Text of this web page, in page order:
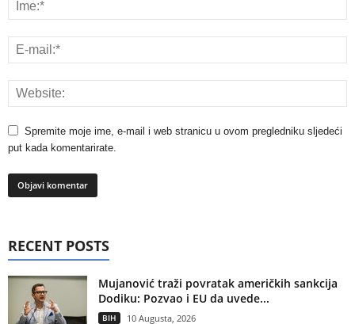
Spremite moje ime, e-mail i web stranicu u ovom pregledniku sljedeći
put kada komentarirate.
RECENT POSTS
Mujanović traži povratak američkih sankcija
Dodiku: Pozvao i EU da uvede...
BIH 10 Augusta, 2026